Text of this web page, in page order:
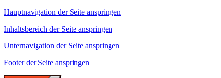
Hauptnavigation der Seite anspringen
Inhaltsbereich der Seite anspringen
Unternavigation der Seite anspringen
Footer der Seite anspringen